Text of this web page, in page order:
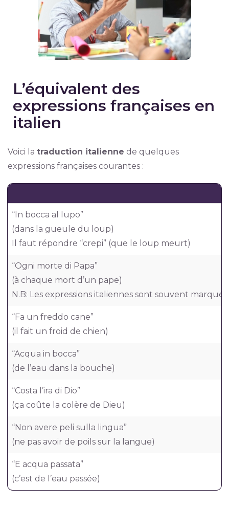
L’équivalent des
expressions françaises en
italien
Voici la traduction italienne de quelques
expressions françaises courantes :
“In bocca al lupo”
(dans la gueule du loup)
Il faut répondre “crepi” (que le loup meurt)
“Ogni morte di Papa”
(à chaque mort d’un pape)
N.B: Les expressions italiennes sont souvent
“Fa un freddo cane”
(il fait un froid de chien)
“Acqua in bocca”
(de l’eau dans la bouche)
“Costa l’ira di Dio”
(ça coûte la colère de Dieu)
“Non avere peli sulla lingua”
(ne pas avoir de poils sur la langue)
“E acqua passata”
(c’est de l’eau passée)